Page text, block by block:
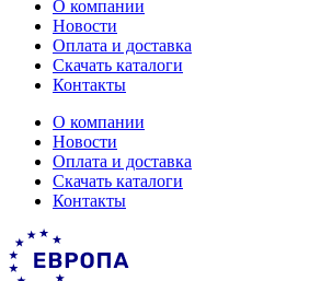
О компании
Новости
Оплата и доставка
Скачать каталоги
Контакты
О компании
Новости
Оплата и доставка
Скачать каталоги
Контакты